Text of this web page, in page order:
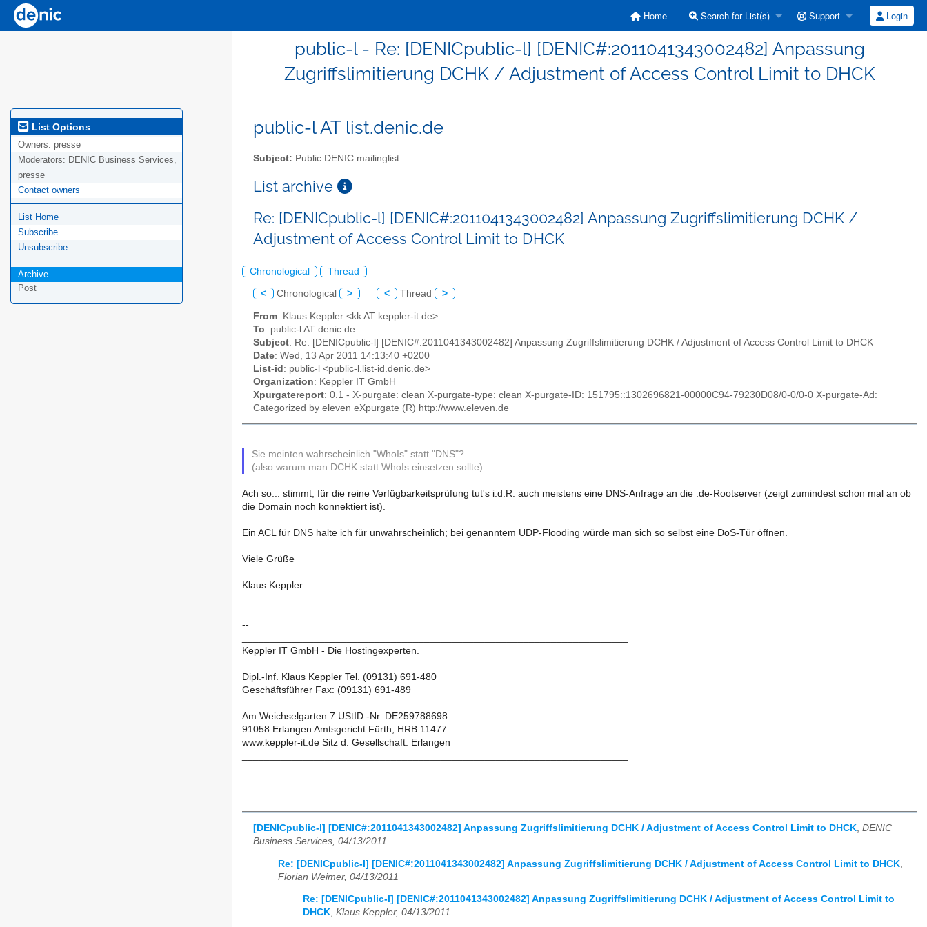
Home Search for List(s) Support Login
public-l - Re: [DENICpublic-l] [DENIC#:2011041343002482] Anpassung
Zugriffslimitierung DCHK / Adjustment of Access Control Limit to DHCK
List Options
Owners: presse
Moderators: DENIC Business Services,
presse
Contact owners
List Home
Subscribe
Unsubscribe
Archive
Post
public-l AT list.denic.de
Subject: Public DENIC mailinglist
List archive
Re: [DENICpublic-l] [DENIC#:2011041343002482] Anpassung Zugriffslimitierung DCHK /
Adjustment of Access Control Limit to DHCK
Chronological Thread
< Chronological > < Thread >
From: Klaus Keppler <kk AT keppler-it.de>
To: public-l AT denic.de
Subject: Re: [DENICpublic-l] [DENIC#:2011041343002482] Anpassung Zugriffslimitierung DCHK / Adjustment of Access Control Limit to DHCK
Date: Wed, 13 Apr 2011 14:13:40 +0200
List-id : public-l <public-l.list-id.denic.de>
Organization: Keppler IT GmbH
Xpurgatereport: 0.1 - X-purgate: clean X-purgate-type: clean X-purgate-ID: 151795::1302696821-00000C94-79230D08/0-0/0-0 X-purgate-Ad:
Categorized by eleven eXpurgate (R) http://www.eleven.de
Sie meinten wahrscheinlich "WhoIs" statt "DNS"?
(also warum man DCHK statt WhoIs einsetzen sollte)
Ach so... stimmt, für die reine Verfügbarkeitsprüfung tut's i.d.R. auch meistens eine DNS-Anfrage an die .de-Rootserver (zeigt zumindest schon mal an ob
die Domain noch konnektiert ist).
Ein ACL für DNS halte ich für unwahrscheinlich; bei genanntem UDP-Flooding würde man sich so selbst eine DoS-Tür öffnen.
Viele Grüße
Klaus Keppler
--
Keppler IT GmbH - Die Hostingexperten.
Dipl.-Inf. Klaus Keppler Tel. (09131) 691-480
Geschäftsführer Fax: (09131) 691-489
Am Weichselgarten 7 UStID.-Nr. DE259788698
91058 Erlangen Amtsgericht Fürth, HRB 11477
www.keppler-it.de Sitz d. Gesellschaft: Erlangen
[DENICpublic-l] [DENIC#:2011041343002482] Anpassung Zugriffslimitierung DCHK / Adjustment of Access Control Limit to DHCK, DENIC
Business Services, 04/13/2011
Re: [DENICpublic-l] [DENIC#:2011041343002482] Anpassung Zugriffslimitierung DCHK / Adjustment of Access Control Limit to DHCK
Florian Weimer, 04/13/2011
Re: [DENICpublic-l] [DENIC#:2011041343002482] Anpassung Zugriffslimitierung DCHK / Adjustment of Access Control Limit to
DHCK, Klaus Keppler, 04/13/2011